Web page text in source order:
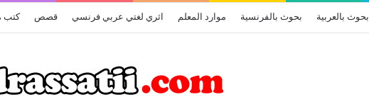
بحوث بالعربية بحوث بالفرنسية موارد المعلم اثري لغتي عربي فرنسي قصص كتب